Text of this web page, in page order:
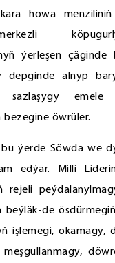
howa
ýerleşen çäginde
depginde alnyp
sazlaşygy emele
öwrüler.
ýerde Söwda we
edýär. Milli
rejeli
beýläk-de
işlemegi, okamagy,